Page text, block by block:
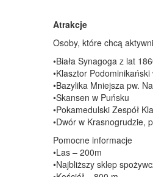
Atrakcje
Osoby, które chcą
•Biała Synagoga z lat
•Klasztor Podominikański
•Bazylika Mniejsza pw.
•Skansen w Puńsku
•Pokamedulski Zespół
•Dwór w Krasnogrudzie,
Pomocne informacje
•Las – 200m
•Najbliższy sklep